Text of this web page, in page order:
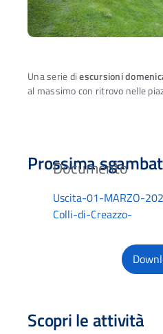
Una serie diescursioni
al massimo con ritrovo nelle
Prossima
Uscita-01-MARZO-
Colli-di-Creazzo-
Scopri le attività